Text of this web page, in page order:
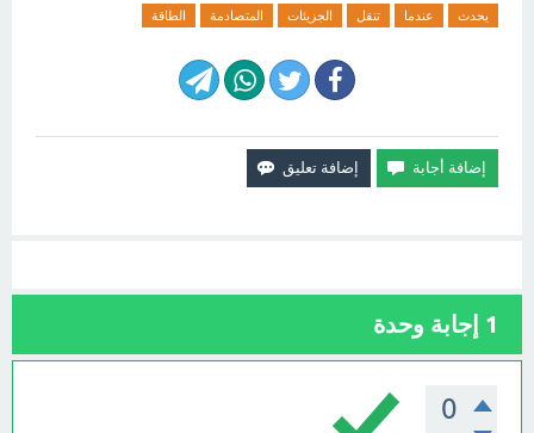
يحدث عندما تنقل الجزيئات المتصادمة الطاقة
1 إجابة وحدة
0